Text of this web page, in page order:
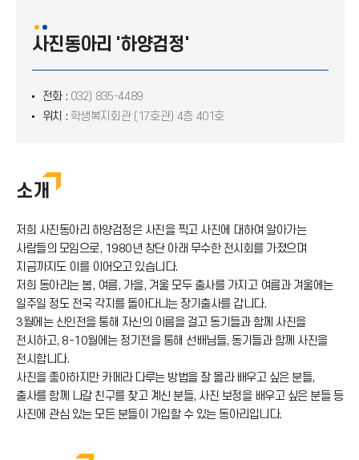
COOKINU
사진동아리 '하양검정'
전화 : 032) 835-4489
위치 : 학생복지회관 (17호관) 4층 401호
소개
저희 사진동아리 하양검정은 사진을 찍고 사진에 대하여 알아가는
사람들의 모임으로, 1980년 창단 아래 무수한 전시회를 가졌으며
지금까지도 이를 이어오고 있습니다.
저희 동아리는 봄, 여름, 가을, 겨울 모두 출사를 가지고 여름과 겨울에는
일주일 정도 전국 각지를 돌아다니는 장기출사를 갑니다.
3월에는 신인전을 통해 자신의 이름을 걸고 동기들과 함께 사진을
전시하고, 8-10월에는 정기전을 통해 선배님들, 동기들과 함께 사진을
전시합니다.
사진을 좋아하지만 카메라 다루는 방법을 잘 몰라 배우고 싶은 분들,
출사를 함께 나갈 친구를 찾고 계신 분들, 사진 보정을 배우고 싶은 분들 등
사진에 관심 있는 모든 분들이 가입할 수 있는 동아리입니다.